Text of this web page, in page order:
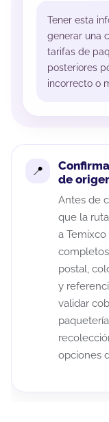
Tener esta
generar una
tarifas de
posteriores
incorrecto o
de
Antes de
que la
a
postal,
y
validar
opciones